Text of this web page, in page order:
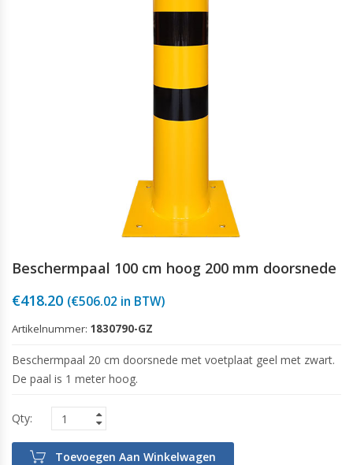
Beschermpaal 100 cm hoog 200 mm doorsnede
€418.20 (€506.02 in BTW)
Artikelnummer: 1830790-GZ
Beschermpaal 20 cm doorsnede met voetplaat geel met zwart.
De paal is 1 meter hoog.
Toevoegen Aan Winkelwagen